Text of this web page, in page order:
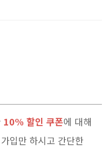
10% 할인 쿠폰에 대해
입만 하시고 간단한